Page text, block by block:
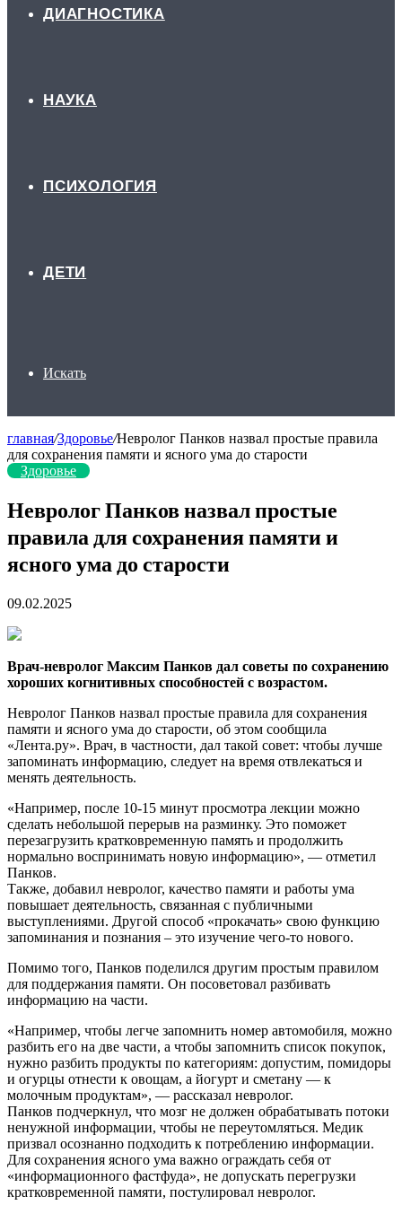
ДИАГНОСТИКА
НАУКА
ПСИХОЛОГИЯ
ДЕТИ
Искать
главная/Здоровье/Невролог Панков назвал простые правила
для сохранения памяти и ясного ума до старости
Здоровье
Невролог Панков назвал простые
правила для сохранения памяти и
ясного ума до старости
09.02.2025
Врач-невролог Максим Панков дал советы по сохранению
хороших когнитивных способностей с возрастом.
Невролог Панков назвал простые правила для сохранения
памяти и ясного ума до старости, об этом сообщила
«Лента.ру». Врач, в частности, дал такой совет: чтобы лучше
запоминать информацию, следует на время отвлекаться и
менять деятельность.
«Например, после 10-15 минут просмотра лекции можно
сделать небольшой перерыв на разминку. Это поможет
перезагрузить кратковременную память и продолжить
нормально воспринимать новую информацию», — отметил
Панков.
Также, добавил невролог, качество памяти и работы ума
повышает деятельность, связанная с публичными
выступлениями. Другой способ «прокачать» свою функцию
запоминания и познания – это изучение чего-то нового.
Помимо того, Панков поделился другим простым правилом
для поддержания памяти. Он посоветовал разбивать
информацию на части.
«Например, чтобы легче запомнить номер автомобиля, можно
разбить его на две части, а чтобы запомнить список покупок,
нужно разбить продукты по категориям: допустим, помидоры
и огурцы отнести к овощам, а йогурт и сметану — к
молочным продуктам», — рассказал невролог.
Панков подчеркнул, что мозг не должен обрабатывать потоки
ненужной информации, чтобы не переутомляться. Медик
призвал осознанно подходить к потреблению информации.
Для сохранения ясного ума важно ограждать себя от
«информационного фастфуда», не допускать перегрузки
кратковременной памяти, постулировал невролог.